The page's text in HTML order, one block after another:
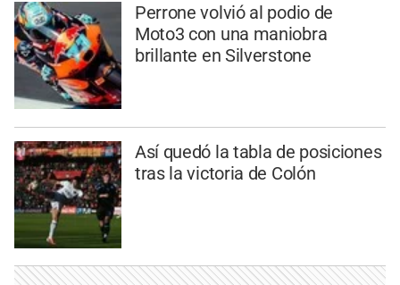
Perrone volvió al podio de
Moto3 con una maniobra
brillante en Silverstone
Así quedó la tabla de posiciones
tras la victoria de Colón